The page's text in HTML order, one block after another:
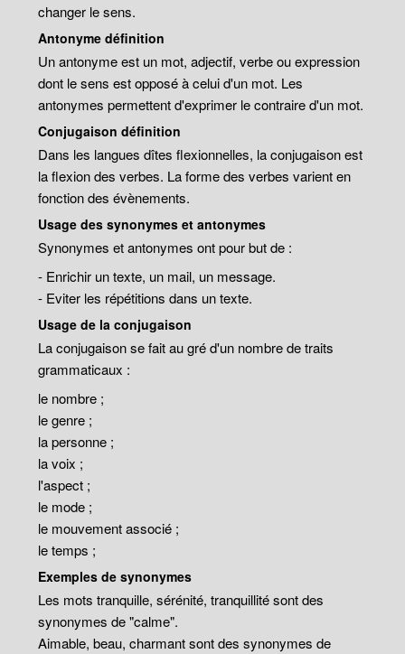
changer le sens.
Antonyme définition
Un antonyme est un mot, adjectif, verbe ou expression
dont le sens est opposé à celui d'un mot. Les
antonymes permettent d'exprimer le contraire d'un mot.
Conjugaison définition
Dans les langues dîtes flexionnelles, la conjugaison est
la flexion des verbes. La forme des verbes varient en
fonction des évènements.
Usage des synonymes et antonymes
Synonymes et antonymes ont pour but de :
- Enrichir un texte, un mail, un message.
- Eviter les répétitions dans un texte.
Usage de la conjugaison
La conjugaison se fait au gré d'un nombre de traits
grammaticaux :
le nombre ;
le genre ;
la personne ;
la voix ;
l'aspect ;
le mode ;
le mouvement associé ;
le temps ;
Exemples de synonymes
Les mots tranquille, sérénité, tranquillité sont des
synonymes de "calme".
Aimable, beau, charmant sont des synonymes de